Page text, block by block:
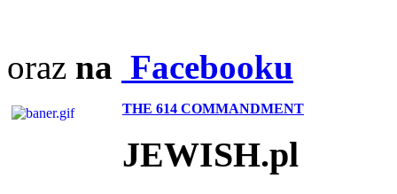
oraz na Facebooku
THE 614 COMMANDMENT
JEWISH.pl